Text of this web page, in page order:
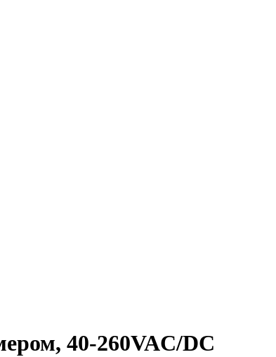
40-260VAC/DC